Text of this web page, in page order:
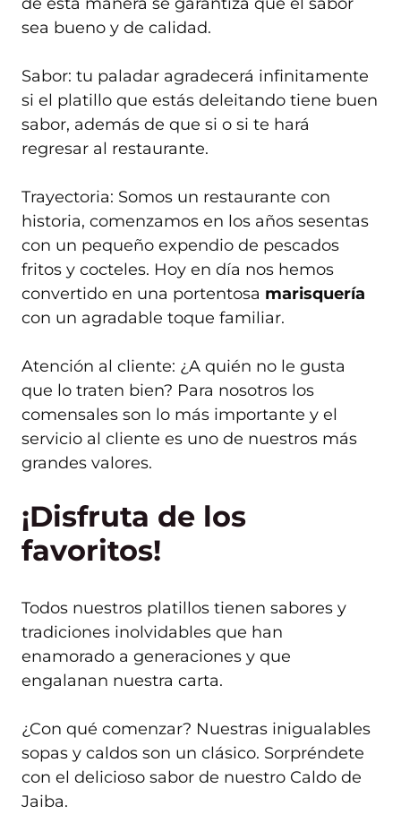
sea bueno y de calidad.
Sabor: tu paladar agradecerá infinitamente
si el platillo que estás deleitando tiene buen
sabor, además de que si o si te hará
regresar al restaurante.
Trayectoria: Somos un restaurante con
historia, comenzamos en los años sesentas
con un pequeño expendio de pescados
fritos y cocteles. Hoy en día nos hemos
convertido en una portentosa marisquería
con un agradable toque familiar.
Atención al cliente: ¿A quién no le gusta
que lo traten bien? Para nosotros los
comensales son lo más importante y el
servicio al cliente es uno de nuestros más
grandes valores.
¡Disfruta de los
favoritos!
Todos nuestros platillos tienen sabores y
tradiciones inolvidables que han
enamorado a generaciones y que
engalanan nuestra carta.
¿Con qué comenzar? Nuestras inigualables
sopas y caldos son un clásico. Sorpréndete
con el delicioso sabor de nuestro Caldo de
Jaiba.